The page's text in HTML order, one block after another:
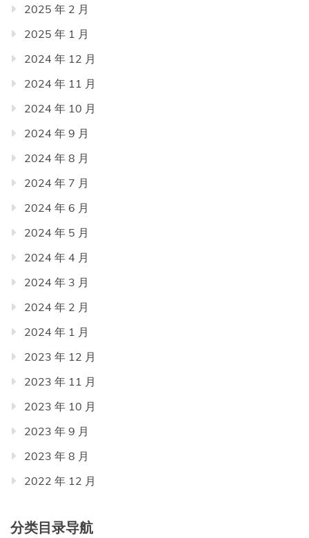
2025 年 2 月
2025 年 1 月
2024 年 12 月
2024 年 11 月
2024 年 10 月
2024 年 9 月
2024 年 8 月
2024 年 7 月
2024 年 6 月
2024 年 5 月
2024 年 4 月
2024 年 3 月
2024 年 2 月
2024 年 1 月
2023 年 12 月
2023 年 11 月
2023 年 10 月
2023 年 9 月
2023 年 8 月
2022 年 12 月
分类目录导航